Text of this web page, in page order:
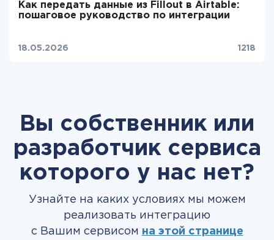
Как передать данные из Fillout в Airtable:
пошаговое руководство по интеграции
18.05.2026 1218
Вы собственник или
разработчик сервиса
которого у нас нет?
Узнайте на каких условиях мы можем
реализовать интеграцию
с Вашим сервисом на этой странице